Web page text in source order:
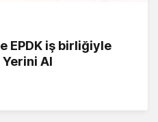
EPDK iş birliğiyle
Al